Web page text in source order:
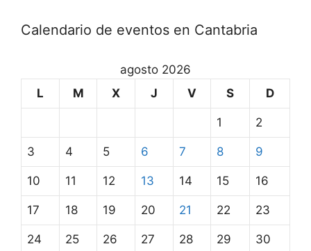
Calendario de eventos en Cantabria
agosto 2026
L
M X J V S D
1 2
3 4 5 6 7 8 9
10 11 12 13 14 15 16
17 18 19 20 21 22 23
24 25 26 27 28 29 30